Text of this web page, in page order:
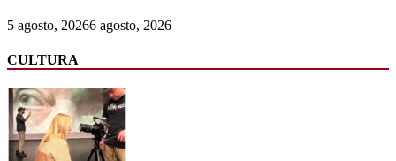
5 agosto, 20266 agosto, 2026
CULTURA